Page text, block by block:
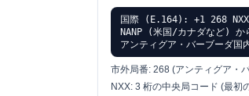
国際 (E.164): +1 268 NXX
NANP (米国/カナダなど)
アンティグア・バーブーダ国
市外局番:268 (アンティグア・バ
NXX:3 桁の中央局コード (最初